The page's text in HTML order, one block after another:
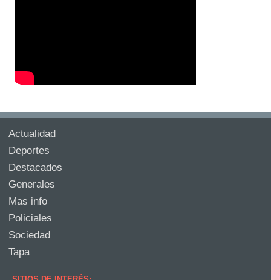
Actualidad
Deportes
Destacados
Generales
Mas info
Policiales
Sociedad
Tapa